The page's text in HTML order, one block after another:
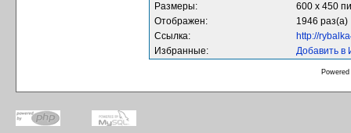
Размеры:
600 x 450
Отображен:
1946 раз(а)
Ссылка:
http://
Избранные:
Добавить в